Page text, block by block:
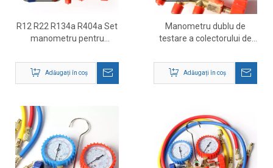
R12 R22 R134a R404a Set
manometru pentru
Adăugați în coș
Manometru dublu de
testare a colectorului de
(R12/R134a)
Adăugați în coș